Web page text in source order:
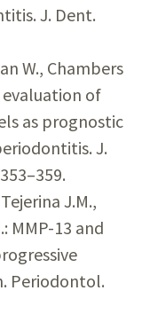
J. Dent.
W., Chambers
evaluation of
as prognostic
J.
J.M.,
MMP-13 and
Periodontol.